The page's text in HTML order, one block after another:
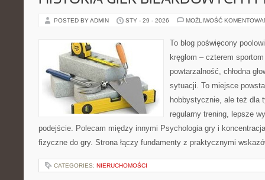
POSTED BY ADMIN STY - 29 - 2026 MOŻLIWOŚĆ
To blog poświęcony
kręglom – czterem
powtarzalność, chłodna
sytuacji. To miejsce
hobbystycznie, ale też dla
regularny trening, lepsze
podejście. Polecam między innymi Psychologia gry i
fizyczne do gry. Strona łączy fundamenty z praktycznymi
CATEGORIES: NIERUCHOMOŚCI